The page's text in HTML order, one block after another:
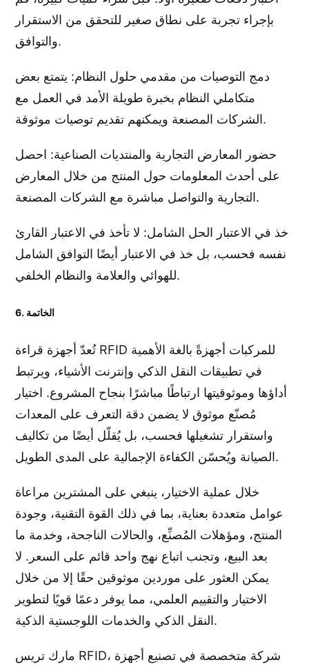
بإجراء تجربة على نطاق صغير للتحقق من الاستقرار
والتوافق.
دمج التوصيات من مقدمي حلول النظام: يتمتع بعض
متكاملي النظام بخبرة طويلة الأمد في العمل مع
الشركات المصنعة ويمكنهم تقديم توصيات موثوقة.
حضور المعارض التجارية والمنتديات الصناعية: احصل
على أحدث المعلومات حول المنتج من خلال المعارض
التجارية والتواصل مباشرة مع الشركات المصنعة.
خذ في الاعتبار الحل الشامل: لا تأخذ في الاعتبار القارئ
نفسه فحسب، بل خذ في الاعتبار أيضًا التوافق الشامل
للهوائي والعلامة والنظام الخلفي.
6. الخاتمة
تُعدّ أجهزة قراءة RFID للمركبات أجهزةً بالغة الأهمية
في تطبيقات النقل الذكي وإنترنت الأشياء، ويرتبط
أداؤها وموثوقيتها ارتباطًا مباشرًا بنجاح المشروع. اختيار
مُصنّع موثوق لا يضمن دقة التعرف على المعدات
واستقرار تشغيلها فحسب، بل يُقلّل أيضًا من تكاليف
الصيانة ويُحسّن الكفاءة الإجمالية على المدى الطويل.
خلال عملية الاختيار، ينبغي على المشترين مراعاة
عوامل متعددة بعناية، بما في ذلك القوة التقنية، وجودة
المنتج، ومؤهلات المُصنِّع، والحالات الناجحة، وخدمة ما
بعد البيع، وتجنب اتباع نهج واحد قائم على السعر. لا
يمكن العثور على موردين موثوقين حقًا إلا من خلال
الاختيار والتقييم العلمي، مما يوفر دعمًا قويًا لتطوير
النقل الذكي والخدمات اللوجستية الذكية.
مارك تريس RFID، شركة متخصصة في تصنيع أجهزة